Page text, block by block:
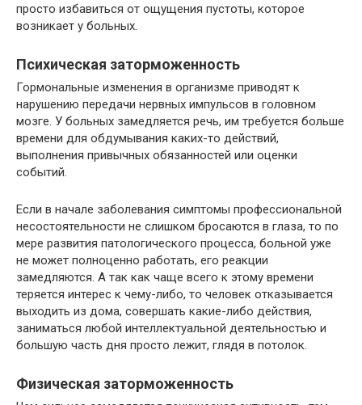
просто избавиться от ощущения пустоты, которое
возникает у больных.
Психическая заторможенность
Гормональные изменения в организме приводят к
нарушению передачи нервных импульсов в головном
мозге. У больных замедляется речь, им требуется больше
времени для обдумывания каких-то действий,
выполнения привычных обязанностей или оценки
событий.
Если в начале заболевания симптомы профессиональной
несостоятельности не слишком бросаются в глаза, то по
мере развития патологического процесса, больной уже
не может полноценно работать, его реакции
замедляются. А так как чаще всего к этому времени
теряется интерес к чему-либо, то человек отказывается
выходить из дома, совершать какие-либо действия,
заниматься любой интеллектуальной деятельностью и
большую часть дня просто лежит, глядя в потолок.
Физическая заторможенность